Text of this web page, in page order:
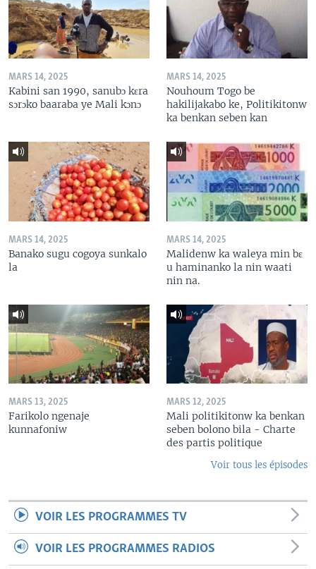
MARS 14, 2025
Kabini san 1990, sanubɔ kɛra
sɔrɔko baaraba ye Mali kɔnɔ
MARS 14, 2025
Nouhoum Togo be
hakilijakabo ke, Politikitonw
ka benkan seben kan
MARS 14, 2025
Banako sugu cogoya sunkalo
la
MARS 14, 2025
Malidenw ka waleya min bɛ
u haminanko la nin waati
nin na.
MARS 13, 2025
Farikolo ngenaje
kunnafoniw
MARS 12, 2025
Mali politikitonw ka benkan
seben bolono bila - Charte
des partis politique
Voir tous les épisodes
VOIR LES PROGRAMMES TV
VOIR LES PROGRAMMES RADIOS